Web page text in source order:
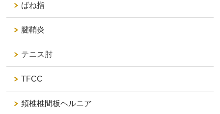
ばね指
腱鞘炎
テニス肘
TFCC
頚椎椎間板ヘルニア